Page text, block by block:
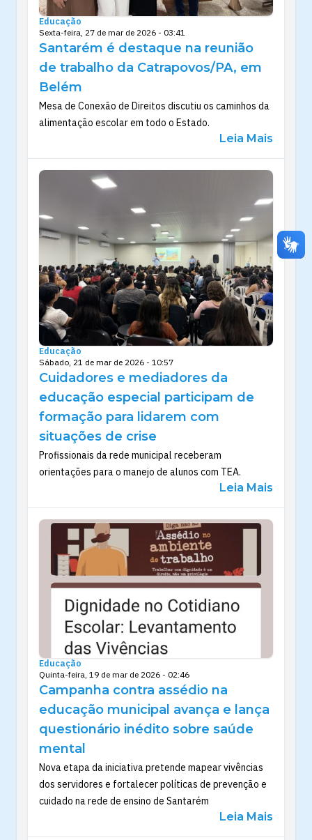
Educação
Sexta-feira, 27 de mar de 2026 - 03:41
Santarém é destaque na reunião
de trabalho da Catrapovos/PA, em
Belém
Mesa de Conexão de Direitos discutiu os caminhos da
alimentação escolar em todo o Estado.
Leia Mais
Educação
Sábado, 21 de mar de 2026 - 10:57
Cuidadores e mediadores da
educação especial participam de
formação para lidarem com
situações de crise
Profissionais da rede municipal receberam
orientações para o manejo de alunos com TEA.
Leia Mais
Educação
Quinta-feira, 19 de mar de 2026 - 02:46
Campanha contra assédio na
educação municipal avança e lança
questionário inédito sobre saúde
mental
Nova etapa da iniciativa pretende mapear vivências
dos servidores e fortalecer políticas de prevenção e
cuidado na rede de ensino de Santarém
Leia Mais